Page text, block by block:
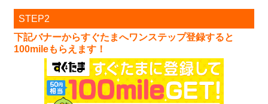
STEP2
下記バナーからすぐたまへワンステップ登録すると
100mileもらえます！